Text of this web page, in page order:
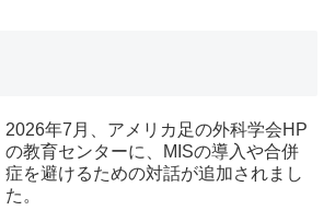
2026年7月、アメリカ足の外科学会HP
の教育センターに、MISの導入や合併
症を避けるための対話が追加されまし
た。